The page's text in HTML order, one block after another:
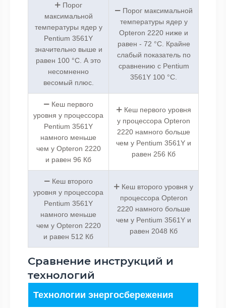
Порог
максимальной
температуры ядер у
Pentium 3561Y
значительно выше и
равен 100 °C. А это
несомненно
весомый плюс.
Порог максимальной
температуры ядер у
Opteron 2220 ниже и
равен - 72 °C. Крайне
слабый показатель по
сравнению с Pentium
3561Y 100 °C.
Кеш первого
уровня у процессора
Pentium 3561Y
намного меньше
чем у Opteron 2220
и равен 96 Кб
Кеш первого уровня
у процессора Opteron
2220 намного больше
чем у Pentium 3561Y и
равен 256 Кб
Кеш второго
уровня у процессора
Pentium 3561Y
намного меньше
чем у Opteron 2220
и равен 512 Кб
Кеш второго уровня у
процессора Opteron
2220 намного больше
чем у Pentium 3561Y и
равен 2048 Кб
Сравнение инструкций и
технологий
Технологии энергосбережения